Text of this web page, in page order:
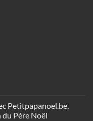
Petitpapanoel.be,
Père Noël